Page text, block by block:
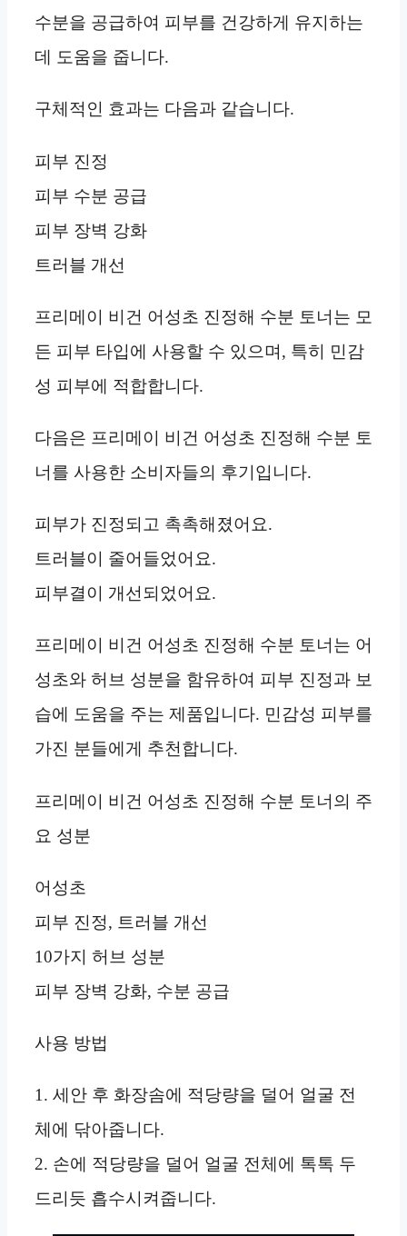
수분을 공급하여 피부를 건강하게 유지하는
데 도움을 줍니다.
구체적인 효과는 다음과 같습니다.
피부 진정
피부 수분 공급
피부 장벽 강화
트러블 개선
프리메이 비건 어성초 진정해 수분 토너는 모
든 피부 타입에 사용할 수 있으며, 특히 민감
성 피부에 적합합니다.
다음은 프리메이 비건 어성초 진정해 수분 토
너를 사용한 소비자들의 후기입니다.
피부가 진정되고 촉촉해졌어요.
트러블이 줄어들었어요.
피부결이 개선되었어요.
프리메이 비건 어성초 진정해 수분 토너는 어
성초와 허브 성분을 함유하여 피부 진정과 보
습에 도움을 주는 제품입니다. 민감성 피부를
가진 분들에게 추천합니다.
프리메이 비건 어성초 진정해 수분 토너의 주
요 성분
어성초
피부 진정, 트러블 개선
10가지 허브 성분
피부 장벽 강화, 수분 공급
사용 방법
1. 세안 후 화장솜에 적당량을 덜어 얼굴 전
체에 닦아줍니다.
2. 손에 적당량을 덜어 얼굴 전체에 톡톡 두
드리듯 흡수시켜줍니다.